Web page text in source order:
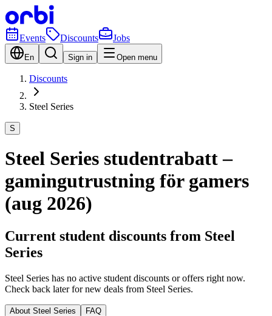
Events Discounts Jobs
En Sign in Open menu
Discounts
Steel Series
S
Steel Series studentrabatt –
gamingutrustning för gamers
(aug 2026)
Current student discounts from Steel
Series
Steel Series has no active student discounts or offers right now.
Check back later for new deals from Steel Series.
About Steel Series FAQ